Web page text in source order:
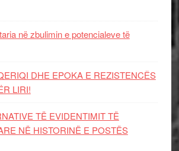
në zbulimin e potencialeve të
DHE EPOKA E REZISTENCЁS
LIRI!
TË EVIDENTIMIT TË
NË HISTORINË E POSTËS